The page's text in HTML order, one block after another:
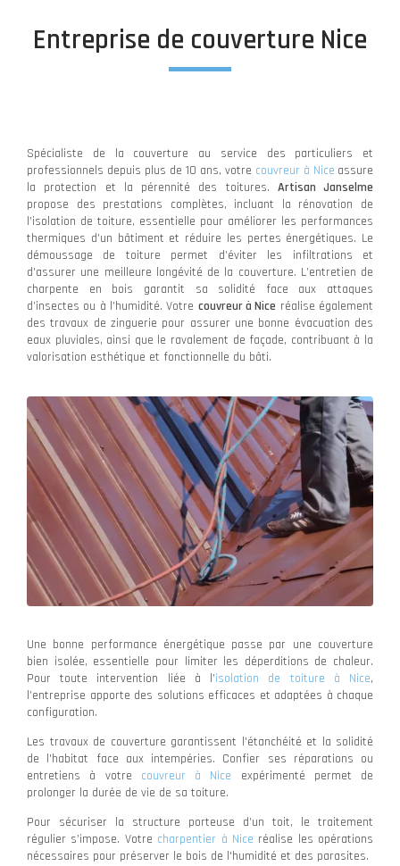
Entreprise de couverture Nice
Spécialiste de la couverture au service des particuliers et
professionnels depuis plus de 10 ans, votre couvreur à Nice assure
la protection et la pérennité des toitures. Artisan Janselme
propose des prestations complètes, incluant la rénovation de
l’isolation de toiture, essentielle pour améliorer les performances
thermiques d’un bâtiment et réduire les pertes énergétiques. Le
démoussage de toiture permet d’éviter les infiltrations et
d’assurer une meilleure longévité de la couverture. L’entretien de
charpente en bois garantit sa solidité face aux attaques
d’insectes ou à l’humidité. Votre couvreur à Nice réalise également
des travaux de zinguerie pour assurer une bonne évacuation des
eaux pluviales, ainsi que le ravalement de façade, contribuant à la
valorisation esthétique et fonctionnelle du bâti.
Une bonne performance énergétique passe par une couverture
bien isolée, essentielle pour limiter les déperditions de chaleur.
Pour toute intervention liée à l’isolation de toiture à Nice,
l’entreprise apporte des solutions efficaces et adaptées à chaque
configuration.
Les travaux de couverture garantissent l'étanchéité et la solidité
de l'habitat face aux intempéries. Confier ses réparations ou
entretiens à votre couvreur à Nice expérimenté permet de
prolonger la durée de vie de sa toiture.
Pour sécuriser la structure porteuse d’un toit, le traitement
régulier s’impose. Votre charpentier à Nice réalise les opérations
nécessaires pour préserver le bois de l'humidité et des parasites.